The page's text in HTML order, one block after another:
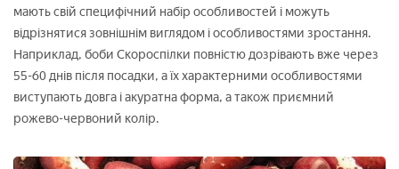
мають свій специфічний набір особливостей і можуть
відрізнятися зовнішнім виглядом і особливостями зростання.
Наприклад, боби Скороспілки повністю дозрівають вже через
55-60 днів після посадки, а їх характерними особливостями
виступають довга і акуратна форма, а також приємний
рожево-червоний колір.